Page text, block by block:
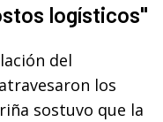
logísticos"
del
los
sostuvo que la